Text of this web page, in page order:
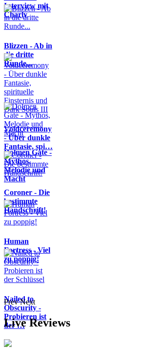
Interview mit
Charly
Blizzen - Ab in
die dritte
Runde...
Voidceremony
- Über dunkle
Fantasie, spi…
Dolmen Gate -
Mythos,
Melodie und
Macht
Coroner - Die
bestimmte
Handschrift!
Human
Fortress - Viel
zu poppig!
Nailed to
Obscurity -
Probieren ist
der …
Prev Next
Live Reviews